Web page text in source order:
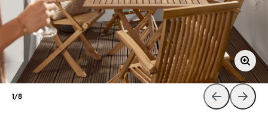
1/8